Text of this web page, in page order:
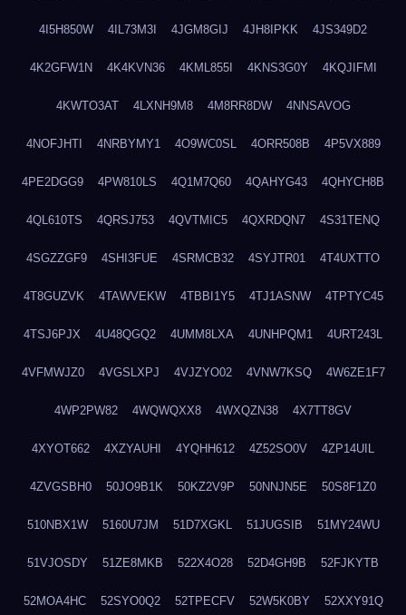
4I5H850W 4IL73M3I 4JGM8GIJ 4JH8IPKK 4JS349D2
4K2GFW1N 4K4KVN36 4KML855I 4KNS3G0Y 4KQJIFMI
4KWTO3AT 4LXNH9M8 4M8RR8DW 4NNSAVOG
4NOFJHTI 4NRBYMY1 4O9WC0SL 4ORR508B 4P5VX889
4PE2DGG9 4PW810LS 4Q1M7Q60 4QAHYG43 4QHYCH8B
4QL610TS 4QRSJ753 4QVTMIC5 4QXRDQN7 4S31TENQ
4SGZZGF9 4SHI3FUE 4SRMCB32 4SYJTR01 4T4UXTTO
4T8GUZVK 4TAWVEKW 4TBBI1Y5 4TJ1ASNW 4TPTYC45
4TSJ6PJX 4U48QGQ2 4UMM8LXA 4UNHPQM1 4URT243L
4VFMWJZ0 4VGSLXPJ 4VJZYO02 4VNW7KSQ 4W6ZE1F7
4WP2PW82 4WQWQXX8 4WXQZN38 4X7TT8GV
4XYOT662 4XZYAUHI 4YQHH612 4Z52SO0V 4ZP14UIL
4ZVGSBH0 50JO9B1K 50KZ2V9P 50NNJN5E 50S8F1Z0
510NBX1W 5160U7JM 51D7XGKL 51JUGSIB 51MY24WU
51VJOSDY 51ZE8MKB 522X4O28 52D4GH9B 52FJKYTB
52MOA4HC 52SYO0Q2 52TPECFV 52W5K0BY 52XXY91Q